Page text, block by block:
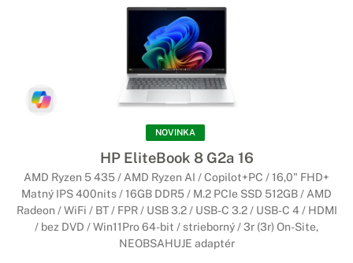
Notebooky HP 17" a viac
Maximálne zobrazenie
Ak potrebujete notebook s veľkým displejom, tieto
notebooky sú pre Vás to pravé. 17 a viac palcový displej
notebooku vidieť všetko, čo potrebujete.
NOVINKA
HP EliteBook 8 G2a 16
AMD Ryzen 5 435 / AMD Ryzen AI / Copilot+PC / 16,0" FHD+
Matný IPS 400nits / 16GB DDR5 / M.2 PCIe SSD 512GB / AMD
Radeon / WiFi / BT / FPR / USB 3.2 / USB-C 3.2 / USB-C 4 / HDMI
/ bez DVD / Win11Pro 64-bit / strieborný / 3r (3r) On-Site,
NEOBSAHUJE adaptér